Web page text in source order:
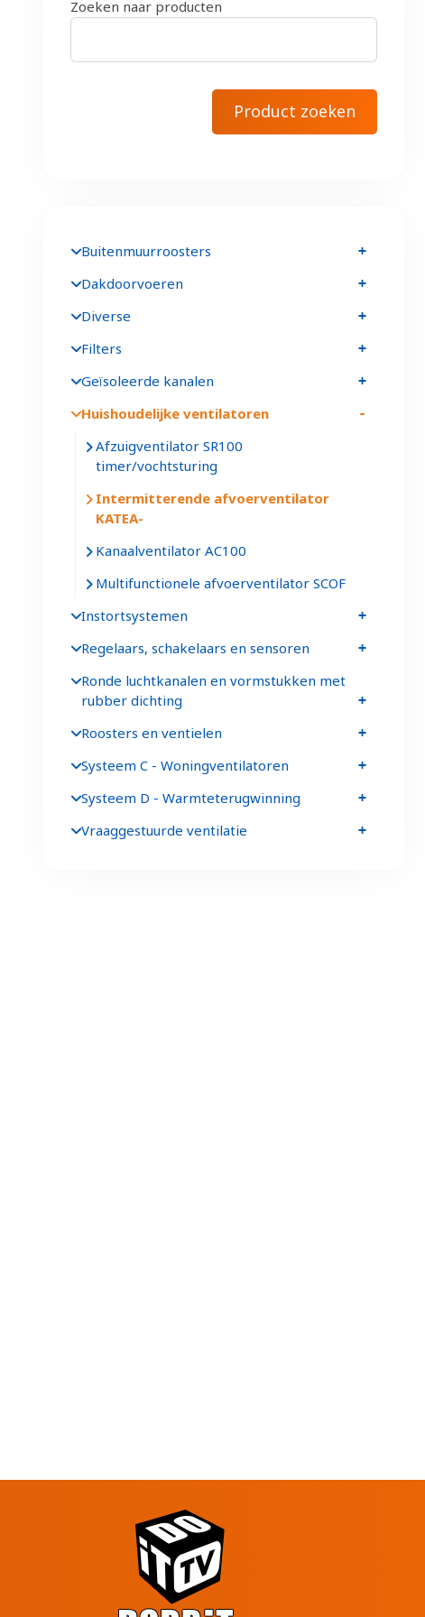
Zoeken naar producten
Buitenmuurroosters
Dakdoorvoeren
Diverse
Filters
Geïsoleerde kanalen
Huishoudelijke ventilatoren
Afzuigventilator SR100
timer/vochtsturing
Intermitterende afvoerventilator
KATEA
Kanaalventilator AC100
Multifunctionele afvoerventilator SCOF
Instortsystemen
Regelaars, schakelaars en sensoren
Ronde luchtkanalen en vormstukken met
rubber dichting
Roosters en ventielen
Systeem C - Woningventilatoren
Systeem D - Warmteterugwinning
Vraaggestuurde ventilatie